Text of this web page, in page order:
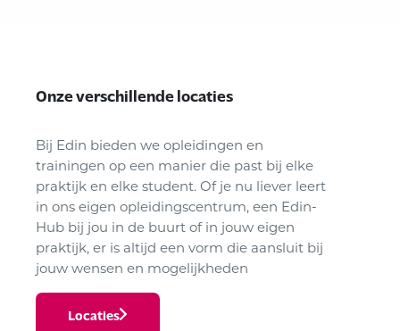
Onze verschillende locaties
Bij Edin bieden we opleidingen en
trainingen op een manier die past bij elke
praktijk en elke student. Of je nu liever leert
in ons eigen opleidingscentrum, een Edin-
Hub bij jou in de buurt of in jouw eigen
praktijk, er is altijd een vorm die aansluit bij
jouw wensen en mogelijkheden
Locaties